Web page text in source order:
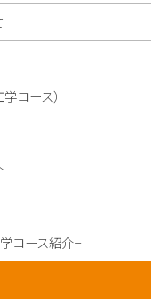
コース）
コース紹介–